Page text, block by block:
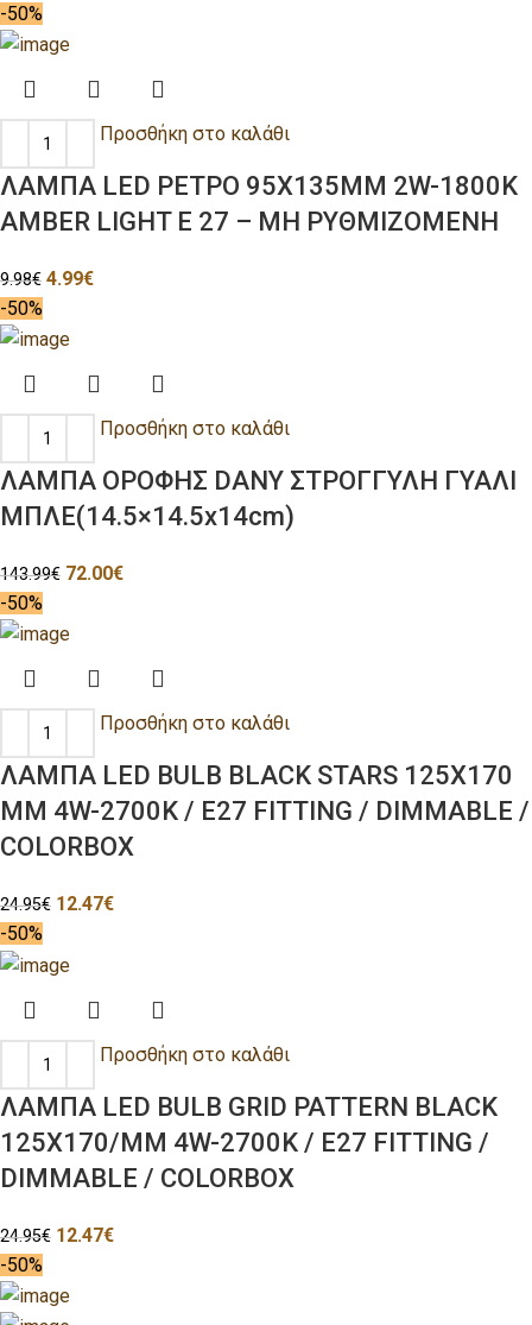
-50%
Προσθήκη στο καλάθι
ΛΑΜΠΑ LED ΡΕΤΡΟ 95Χ135ΜΜ 2W-1800K
AMBER LIGHT Ε 27 – ΜΗ ΡΥΘΜΙΖΟΜΕΝΗ
9.98€ 4.99€
-50%
Προσθήκη στο καλάθι
ΛΑΜΠΑ ΟΡΟΦΗΣ DANY ΣΤΡΟΓΓΥΛΗ ΓΥΑΛΙ
ΜΠΛΕ(14.5×14.5x14cm)
143.99€ 72.00€
-50%
Προσθήκη στο καλάθι
ΛΑΜΠΑ LED BULB BLACK STARS 125X170
MM 4W-2700K / E27 FITTING / DIMMABLE /
COLORBOX
24.95€ 12.47€
-50%
Προσθήκη στο καλάθι
ΛΑΜΠΑ LED BULB GRID PATTERN BLACK
125X170/MM 4W-2700K / E27 FITTING /
DIMMABLE / COLORBOX
24.95€ 12.47€
-50%